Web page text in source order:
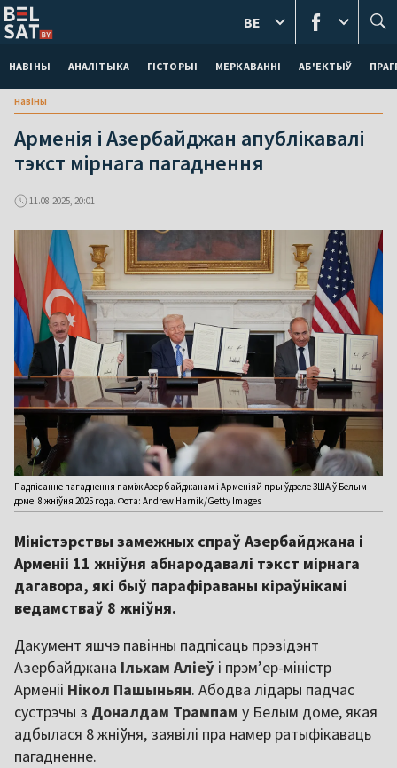
НАВІНЫ АНАЛІТЫКА ГІСТОРЫІ МЕРКАВАННI АБ'ЕКТЫЎ
BE
навіны
Арменія і Азербайджан апублікавалі
тэкст мірнага пагаднення
11.08.2025, 20:01
Падпісанне пагаднення паміж Азербайджанам і Арменіяй пры ўдзеле ЗША ў Белым
доме. 8 жніўня 2025 года. Фота: Andrew Harnik/Getty Images
Міністэрствы замежных спраў Азербайджана і
Арменіі 11 жніўня абнародавалі тэкст мірнага
дагавора, які быў парафіраваны кіраўнікамі
ведамстваў 8 жніўня.
Дакумент яшчэ павінны падпісаць прэзідэнт
Азербайджана Ільхам Аліеў і прэм’ер-міністр
Арменіі Нікол Пашыньян. Абодва лідары падчас
сустрэчы з Доналдам Трампам у Белым доме, якая
адбылася 8 жніўня, заявілі пра намер ратыфікаваць
пагадненне.